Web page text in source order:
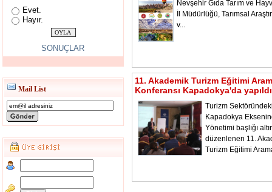
Evet.
Hayır.
SONUÇLAR
Mail List
Nevşehir Gıda Tarım ve
İl Müdürlüğü, Tarımsal
v...
11. Akademik Turizm Eğitimi
Konferansı Kapadokya'da yapıldı
Turizm
Kapadokya
Yönetimi başlığı
düzenlenen 11.
Turizm Eğitimi